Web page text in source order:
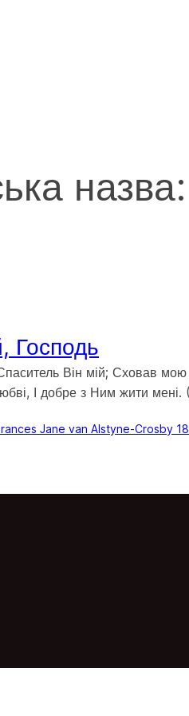
Господь
Він мій; Сховав
І добре з Ним жити
Jane van Alstyne-Crosby